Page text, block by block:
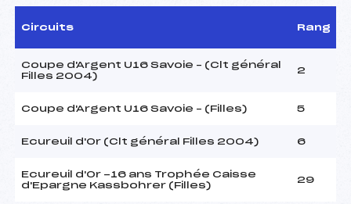
Circuits Rang
Coupe d'Argent U16 Savoie – (Clt général
Filles 2004)
2
Coupe d'Argent U16 Savoie – (Filles) 5
Ecureuil d'Or (Clt général Filles 2004) 6
Ecureuil d'Or -16 ans Trophée Caisse
d'Epargne Kassbohrer (Filles)
29